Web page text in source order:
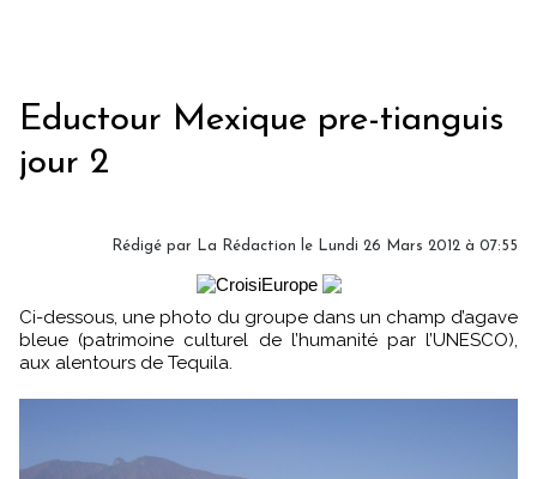
Eductour Mexique pre-tianguis
jour 2
Rédigé par La Rédaction le Lundi 26 Mars 2012 à 07:55
Ci-dessous, une photo du groupe dans un champ d’agave
bleue (patrimoine culturel de l’humanité par l’UNESCO),
aux alentours de Tequila.